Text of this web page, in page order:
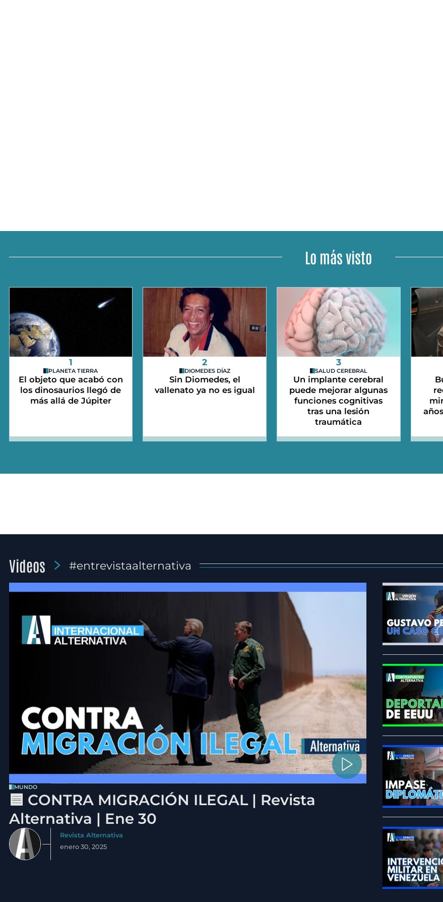
Lo más visto
1
PLANETA TIERRA
El objeto que acabó con
los dinosaurios llegó de
más allá de Júpiter
2
DIOMEDES DÍAZ
Sin Diomedes, el
vallenato ya no es igual
3
SALUD CEREBRAL
Un implante cerebral
puede mejorar algunas
funciones cognitivas
tras una lesión
traumática
Videos #entrevistaalternativa
MUNDO
🟦 CONTRA MIGRACIÓN ILEGAL | Revista
Alternativa | Ene 30
Revista Alternativa
enero 30, 2025